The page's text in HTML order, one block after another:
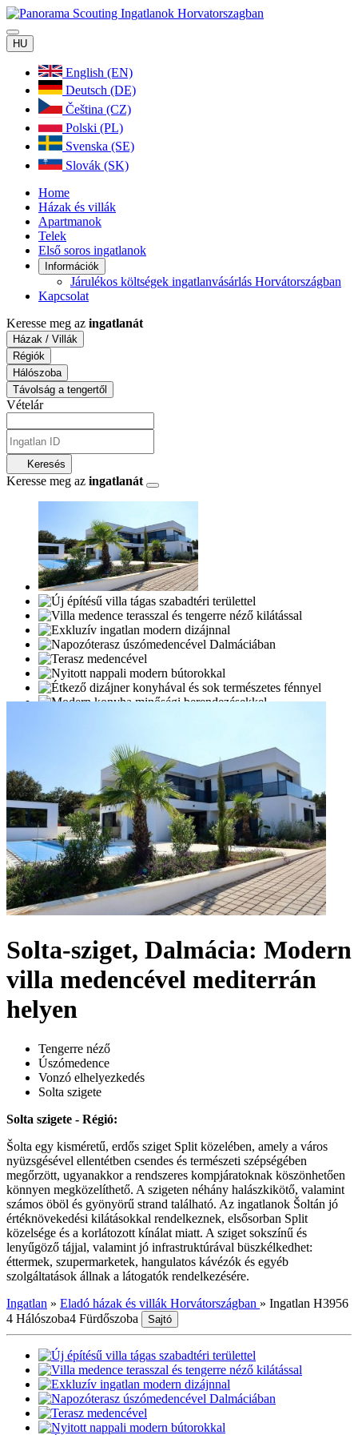
HU
English (EN)
Deutsch (DE)
Čeština (CZ)
Polski (PL)
Svenska (SE)
Slovák (SK)
Home
Házak és villák
Apartmanok
Telek
Első soros ingatlanok
Információk
Járulékos költségek ingatlanvásárlás Horvátországban
Kapcsolat
Keresse meg az ingatlanát
Házak / Villák
Régiók
Hálószoba
Távolság a tengertől
Vételár
Keresés
Keresse meg az ingatlanát
Solta-sziget, Dalmácia: Modern
villa medencével mediterrán
helyen
Tengerre néző
Úszómedence
Vonzó elhelyezkedés
Solta szigete
Solta szigete - Régió:
Šolta egy kisméretű, erdős sziget Split közelében, amely a város
nyüzsgésével ellentétben csendes és természeti szépségében
megőrzött, ugyanakkor a rendszeres kompjáratoknak köszönhetően
könnyen megközelíthető. A szigeten néhány halászkikötő, valamint
számos öböl és gyönyörű strand található. Az ingatlanok Šoltán jó
értéknövekedési kilátásokkal rendelkeznek, elsősorban Split
közelsége és a korlátozott kínálat miatt. A sziget sokszínű és
lenyűgöző tájjal, valamint jó infrastruktúrával büszkélkedhet:
éttermek, szupermarketek, hangulatos kávézók és egyéb
szolgáltatások állnak a látogatók rendelkezésére.
Ingatlan » Eladó házak és villák Horvátországban » Ingatlan H3956
4 Hálószoba4 Fürdőszoba Sajtó